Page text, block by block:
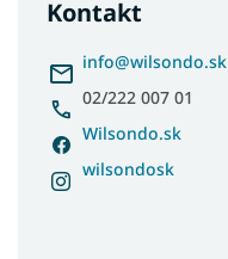
Kontakt
info@wilsondo.sk
02/222 007 01
Wilsondo.sk
wilsondosk